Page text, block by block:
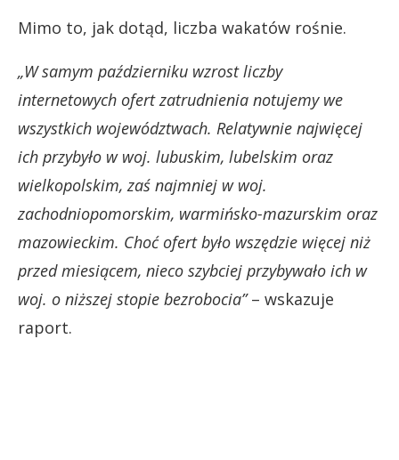
Mimo to, jak dotąd, liczba wakatów rośnie.
„W samym październiku wzrost liczby
internetowych ofert zatrudnienia notujemy we
wszystkich województwach. Relatywnie najwięcej
ich przybyło w woj. lubuskim, lubelskim oraz
wielkopolskim, zaś najmniej w woj.
zachodniopomorskim, warmińsko-mazurskim oraz
mazowieckim. Choć ofert było wszędzie więcej niż
przed miesiącem, nieco szybciej przybywało ich w
woj. o niższej stopie bezrobocia”– wskazuje
raport.